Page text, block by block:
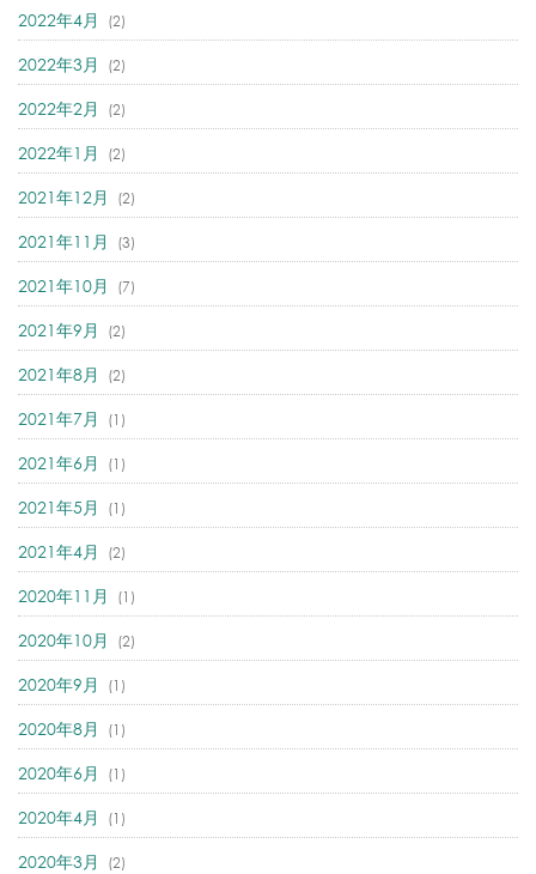
2022年4月 (2)
2022年3月 (2)
2022年2月 (2)
2022年1月 (2)
2021年12月 (2)
2021年11月 (3)
2021年10月 (7)
2021年9月 (2)
2021年8月 (2)
2021年7月 (1)
2021年6月 (1)
2021年5月 (1)
2021年4月 (2)
2020年11月 (1)
2020年10月 (2)
2020年9月 (1)
2020年8月 (1)
2020年6月 (1)
2020年4月 (1)
2020年3月 (2)